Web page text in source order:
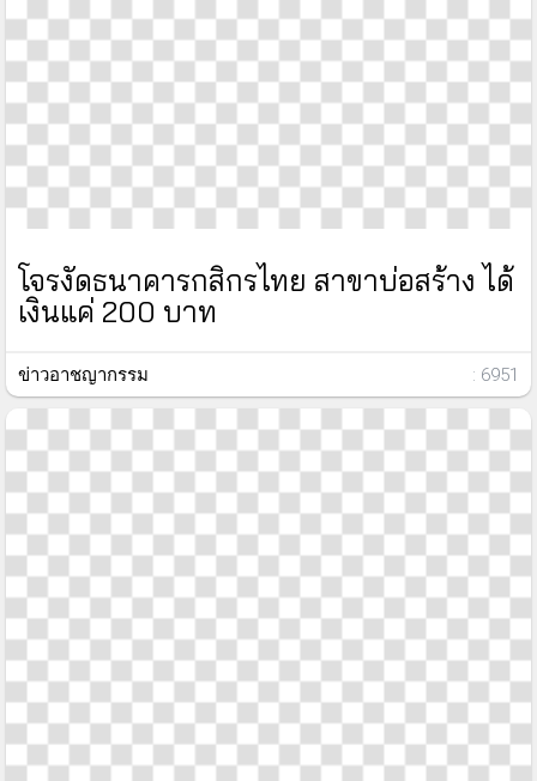
โจรงัดธนาคารกสิกรไทย สาขาบ่อสร้าง ได้
เงินแค่ 200 บาท
ข่าวอาชญากรรม : 6951